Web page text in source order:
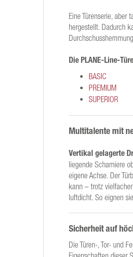
Eine Türenserie, aber
hergestellt. Dadurch
Die PLANE-Line-
BASIC
PREMIUM
SUPERIOR
Multitalente mit
Vertikal gelagerte
liegende Scharniere
eigene Achse. Der
kann – trotz
luftdicht. So eignen
Sicherheit auf
Die Türen-, Tor- und